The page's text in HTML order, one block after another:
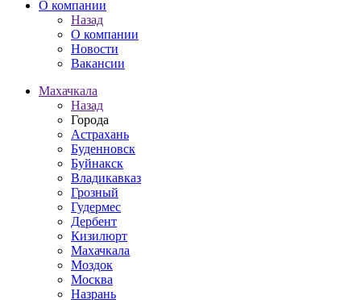
О компании
Назад
О компании
Новости
Вакансии
Махачкала
Назад
Города
Астрахань
Буденновск
Буйнакск
Владикавказ
Грозный
Гудермес
Дербент
Кизилюрт
Махачкала
Моздок
Москва
Назрань